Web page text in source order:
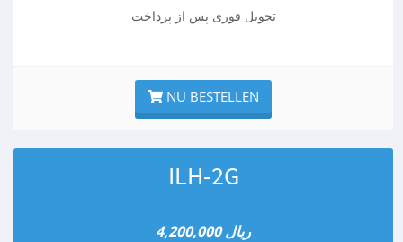
تحویل فوری پس از پرداخت
NU BESTELLEN
ILH-2G
4,200,000 ریال